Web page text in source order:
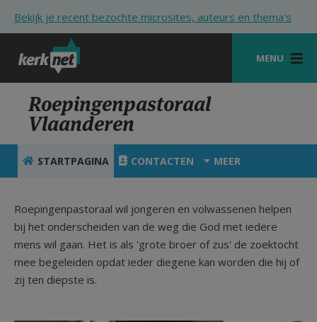
Bekijk je recent bezochte microsites, auteurs en thema's
MENU
STARTPAGINA
KERK
VIERINGEN
ZOEKEN
HULP
STARTPAGINA PORTAAL
Roepingenpastoraal
Vlaanderen
STARTPAGINA CONTACTEN MEER
Roepingenpastoraal wil jongeren en volwassenen helpen
bij het onderscheiden van de weg die God met iedere
mens wil gaan. Het is als 'grote broer of zus' de zoektocht
mee begeleiden opdat ieder diegene kan worden die hij of
zij ten diepste is.